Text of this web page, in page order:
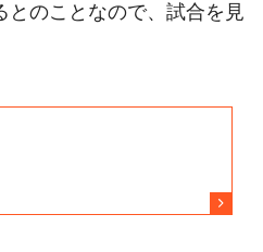
とのことなので、試合を見